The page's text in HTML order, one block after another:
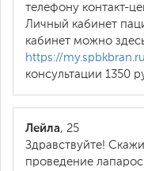
телефону контакт-
Личный кабинет
кабинет можно
https://
консультации 1350
Лейла, 25
Здравствуйте!
проведение